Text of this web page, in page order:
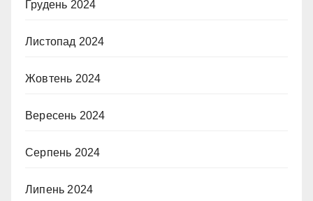
Грудень 2024
Листопад 2024
Жовтень 2024
Вересень 2024
Серпень 2024
Липень 2024